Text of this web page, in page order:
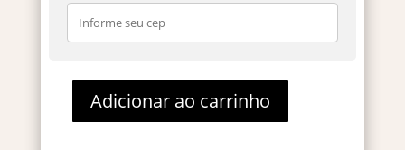
Adicionar ao carrinho